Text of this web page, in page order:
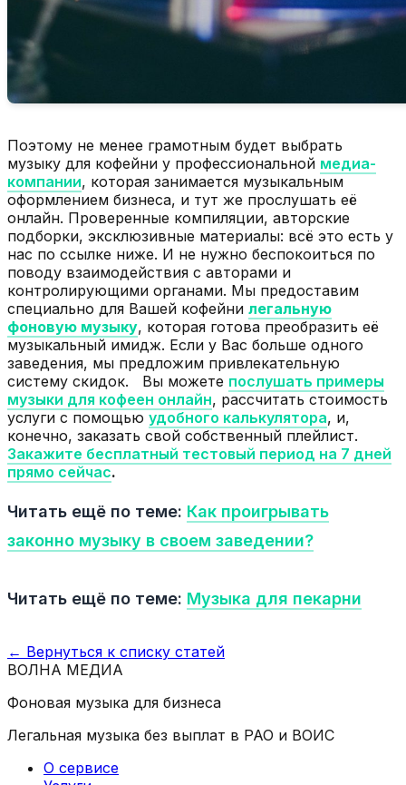
Поэтому не менее грамотным будет выбрать
музыку для кофейни у профессиональной медиа-
компании, которая занимается музыкальным
оформлением бизнеса, и тут же прослушать её
онлайн. Проверенные компиляции, авторские
подборки, эксклюзивные материалы: всё это есть у
нас по ссылке ниже. И не нужно беспокоиться по
поводу взаимодействия с авторами и
контролирующими органами. Мы предоставим
специально для Вашей кофейни легальную
фоновую музыку, которая готова преобразить её
музыкальный имидж. Если у Вас больше одного
заведения, мы предложим привлекательную
систему скидок. Вы можете послушать примеры
музыки для кофеен онлайн, рассчитать стоимость
услуги с помощью удобного калькулятора, и,
конечно, заказать свой собственный плейлист.
Закажите бесплатный тестовый период на 7 дней
прямо сейчас.
Читать ещё по теме: Как проигрывать
законно музыку в своем заведении?
Читать ещё по теме: Музыка для пекарни
← Вернуться к списку статей
ВОЛНА МЕДИА
Фоновая музыка для бизнеса
Легальная музыка без выплат в РАО и ВОИС
О сервисе